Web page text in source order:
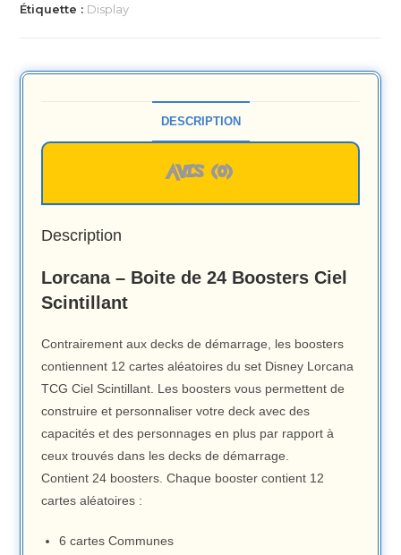
Étiquette : Display
DESCRIPTION
AVIS (0)
Description
Lorcana – Boite de 24 Boosters Ciel
Scintillant
Contrairement aux decks de démarrage, les boosters
contiennent 12 cartes aléatoires du set Disney Lorcana
TCG Ciel Scintillant. Les boosters vous permettent de
construire et personnaliser votre deck avec des
capacités et des personnages en plus par rapport à
ceux trouvés dans les decks de démarrage.
Contient 24 boosters. Chaque booster contient 12
cartes aléatoires :
6 cartes Communes